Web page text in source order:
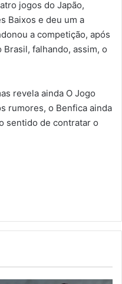
jogos do Japão,
Baixos e deu um a
a competição, após
falhando, assim, o
revela ainda O Jogo
rumores, o Benfica ainda
sentido de contratar o